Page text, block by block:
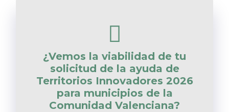
¿Vemos la viabilidad de tu
solicitud de la ayuda de
Territorios Innovadores 2026
para municipios de la
Comunidad Valenciana?